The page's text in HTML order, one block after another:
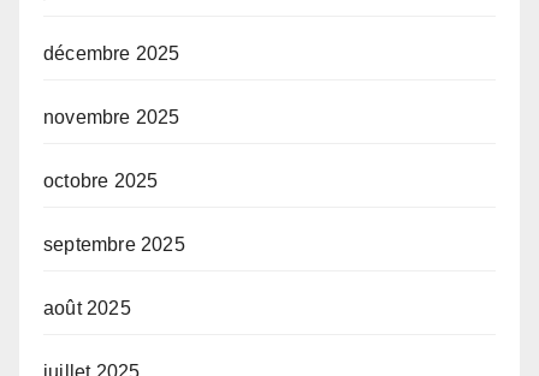
décembre 2025
novembre 2025
octobre 2025
septembre 2025
août 2025
juillet 2025